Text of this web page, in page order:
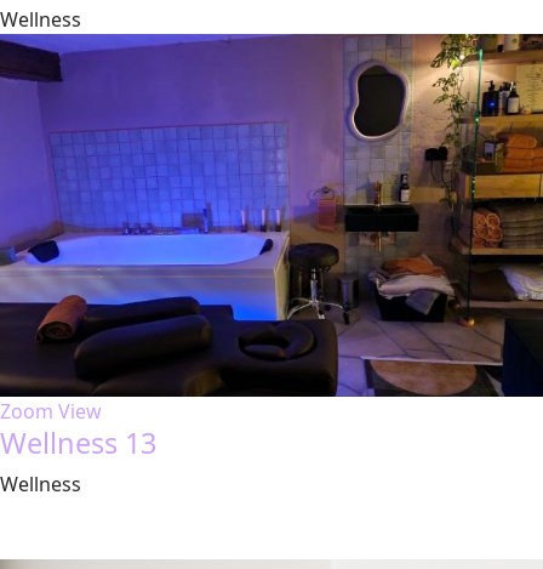
Wellness
Zoom View
Wellness 13
Wellness